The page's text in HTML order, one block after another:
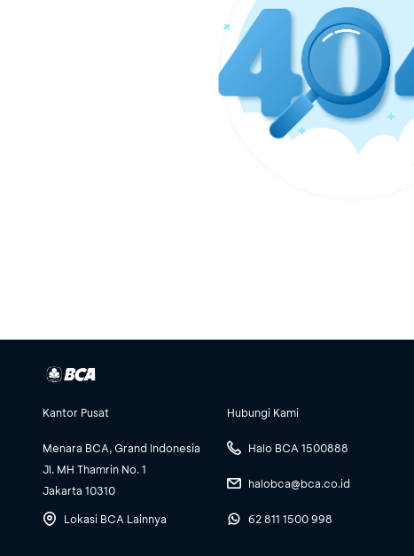
Kantor Pusat
Menara BCA, Grand Indonesia
Jl. MH Thamrin No. 1
Jakarta 10310
Lokasi BCA Lainnya
Hubungi Kami
Halo BCA 1500888
halobca@bca.co.id
62 811 1500 998